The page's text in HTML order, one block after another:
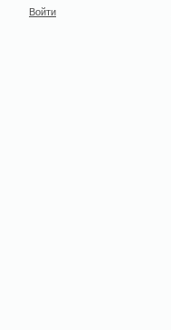
Войти